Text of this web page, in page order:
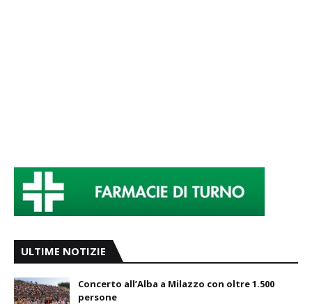
ULTIME NOTIZIE
Concerto all’Alba a Milazzo con oltre 1.500
persone